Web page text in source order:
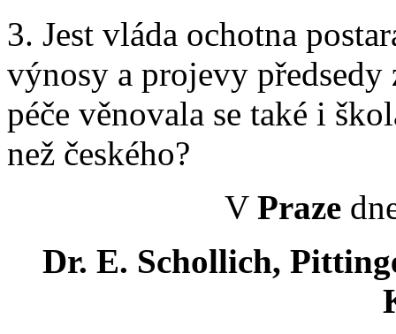
3. Jest vláda ochotna
výnosy a projevy předsedy
péče věnovala se také i
než českého?
V Praze
Dr. E. Schollich,